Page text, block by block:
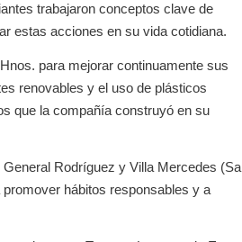
trabajaron conceptos clave de
estas acciones en su vida cotidiana.
para mejorar continuamente sus
renovables y el uso de plásticos
que la compañía construyó en su
Rodríguez y Villa Mercedes
hábitos responsables y a